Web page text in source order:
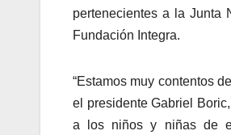
pertenecientes a la Junta
Fundación Integra.
“Estamos muy contentos
el presidente Gabriel
a los niños y niñas de